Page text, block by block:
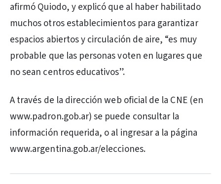
afirmó Quiodo, y explicó que al haber habilitado
muchos otros establecimientos para garantizar
espacios abiertos y circulación de aire, “es muy
probable que las personas voten en lugares que
no sean centros educativos”.
A través de la dirección web oficial de la CNE (en
www.padron.gob.ar) se puede consultar la
información requerida, o al ingresar a la página
www.argentina.gob.ar/elecciones.